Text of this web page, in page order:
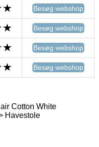
Besøg webshop
Besøg webshop
Besøg webshop
Besøg webshop
Cotton White
Havestole